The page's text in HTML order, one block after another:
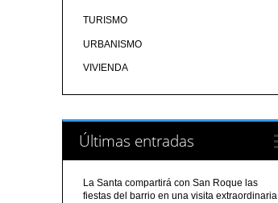
TURISMO
URBANISMO
VIVIENDA
Últimas entradas
La Santa compartirá con San Roque las
fiestas del barrio en una visita extraordinaria